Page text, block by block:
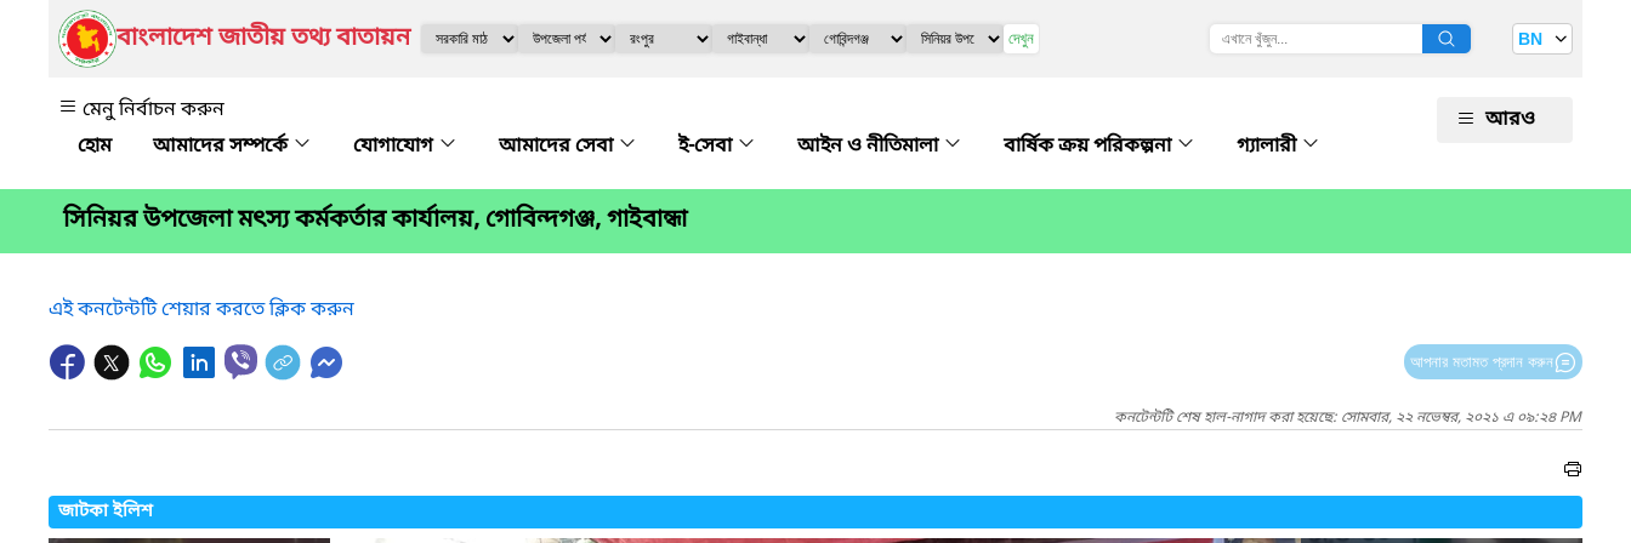
বাংলাদেশ জাতীয় তথ্য বাতায়ন দেখুন BN
মেনু নির্বাচন করুন
আমাদের সম্পর্কে
যোগাযোগ আমাদের সেবা ই-সেবা আইন ও নীতিমালা বার্ষিক ক্রয় পরিকল্পনা গ্যালারী
আরও
সিনিয়র উপজেলা মৎস্য কর্মকর্তার কার্যালয়, গোবিন্দগঞ্জ, গাইবান্ধা
এই কনটেন্টটি শেয়ার করতে ক্লিক করুন
আপনার মতামত প্রদান করুন
কনটেন্টটি শেষ হাল-নাগাদ করা হয়েছে: সোমবার, ২২ নভেম্বর, ২০২১ এ ০৯:২৪ PM
জাটকা ইলিশ